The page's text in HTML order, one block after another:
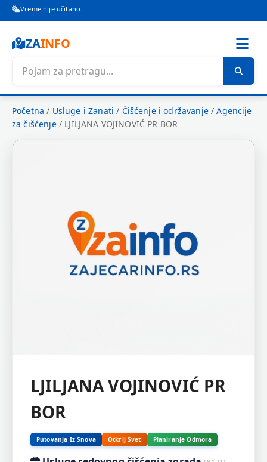
Vreme nije učitano.
ZAINFO
Početna / Usluge i Zanati / Čišćenje i održavanje/Agencije
za čišćenje/ LJILJANA VOJINOVIĆ PR BOR
LJILJANA VOJINOVIĆ PR
BOR
Putovanja Iz Snova Otkrij Svet Planiranje Odmora